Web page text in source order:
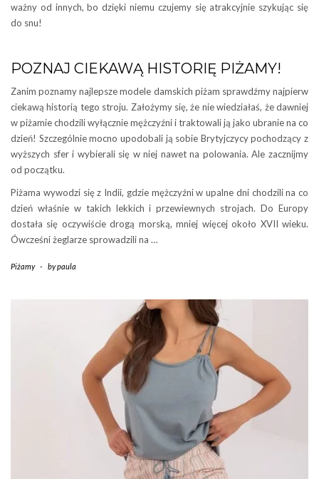
ważny od innych, bo dzięki niemu czujemy się atrakcyjnie szykując się
do snu!
POZNAJ CIEKAWĄ HISTORIĘ PIŻAMY!
Zanim poznamy najlepsze modele damskich piżam sprawdźmy najpierw
ciekawą historią tego stroju. Założymy się, że nie wiedziałaś, że dawniej
w piżamie chodzili wyłącznie mężczyźni i traktowali ją jako ubranie na co
dzień! Szczególnie mocno upodobali ją sobie Brytyjczycy pochodzący z
wyższych sfer i wybierali się w niej nawet na polowania. Ale zacznijmy
od początku.
Piżama wywodzi się z Indii, gdzie mężczyźni w upalne dni chodzili na co
dzień właśnie w takich lekkich i przewiewnych strojach. Do Europy
dostała się oczywiście drogą morską, mniej więcej około XVII wieku.
Ówcześni żeglarze sprowadzili na …
Piżamy - bypaula